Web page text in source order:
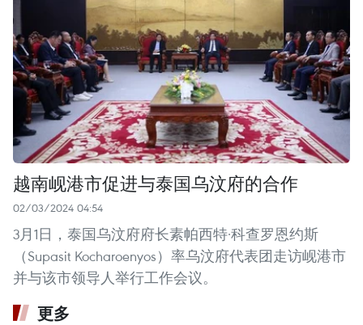
越南岘港市促进与泰国乌汶府的合作
02/03/2024 04:54
3月1日，泰国乌汶府府长素帕西特·科查罗恩约斯
（Supasit Kocharoenyos）率乌汶府代表团走访岘港市
并与该市领导人举行工作会议。
更多